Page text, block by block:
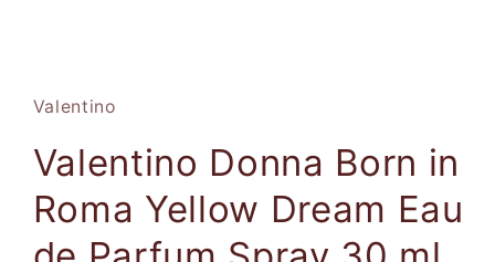
Modal
öffnen
Valentino
Valentino Donna Born in
Roma Yellow Dream Eau